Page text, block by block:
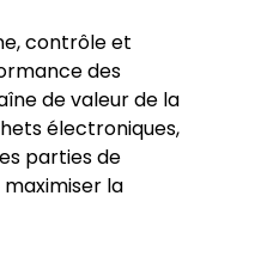
contrôle et
des
de valeur de la
électroniques,
parties de
la